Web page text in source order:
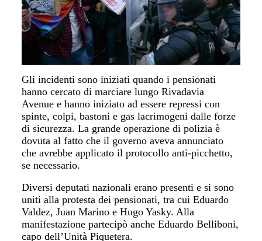
Gli incidenti sono iniziati quando i pensionati
hanno cercato di marciare lungoRivadavia
Avenue e hanno iniziato ad essererepressicon
spinte, colpi, bastoni e gas lacrimogeni dalle forze
di sicurezza. La grande operazione di polizia è
dovuta al fatto che il governo aveva annunciato
che avrebbe applicato il protocolloanti-picchetto,
se necessario.
Diversideputati nazionalierano presenti e si sono
uniti alla protesta dei pensionati, tra cui Eduardo
Valdez,Juan Marino e Hugo Yasky. Alla
manifestazione partecipò ancheEduardo Belliboni,
capo dell’Unità Piquetera.